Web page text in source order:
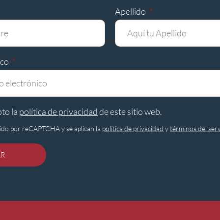
Apellido
la política de privacidadde este sitio web.
por reCAPTCHA y se aplican la política de privacidad ytérminos del